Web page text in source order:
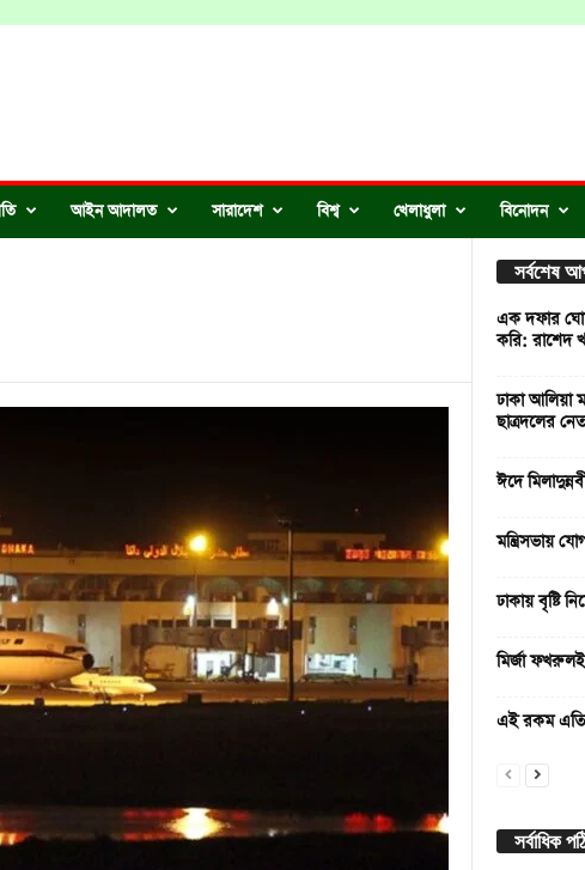
আইন আদালত সারাদেশ বিশ্ব খেলাধুলা বিনোদন
সর্বশেষ
এক দফার
করি: রাশেদ
ঢাকা আলিয়া
ছাত্রদলের
ঈদে
মন্ত্রিসভায়
ঢাকায় বৃষ্টি
মির্জা
এই রকম
সর্বাধিক